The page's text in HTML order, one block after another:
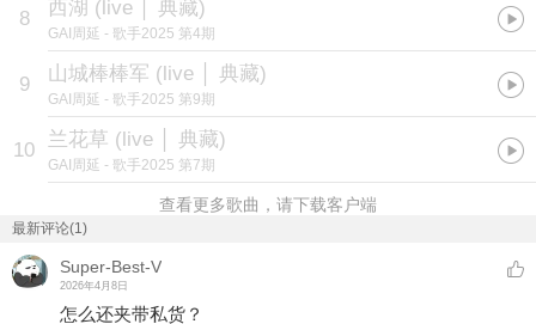
8 西湖 (live │ 典藏)
GAI周延 - 歌手2025 第4期
9 山城棒棒军 (live │ 典藏)
GAI周延 - 歌手2025 第9期
10 兰花草 (live │ 典藏)
GAI周延 - 歌手2025 第7期
查看更多歌曲，请下载客户端
最新评论(1)
Super-Best-V
2026年4月8日
怎么还夹带私货？